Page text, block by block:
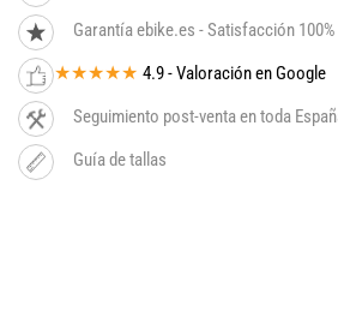
Garantía ebike.es - Satisfacción 100%
★★★★★ 4.9 - Valoración en Google
Seguimiento post-venta en toda
Guía de tallas